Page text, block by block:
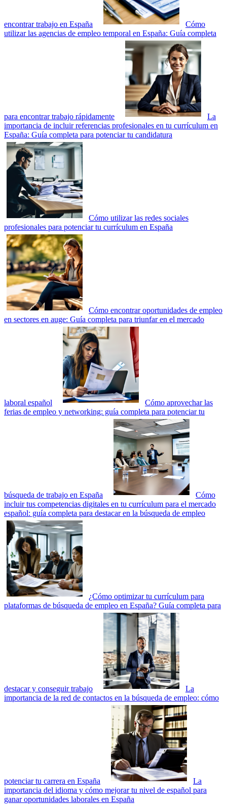
encontrar trabajo en España
Cómo
utilizar las agencias de empleo temporal en España: Guía completa
para encontrar trabajo rápidamente
La
importancia de incluir referencias profesionales en tu currículum en
España: Guía completa para potenciar tu candidatura
Cómo utilizar las redes sociales
profesionales para potenciar tu currículum en España
Cómo encontrar oportunidades de empleo
en sectores en auge: Guía completa para triunfar en el mercado
laboral español
Cómo aprovechar las
ferias de empleo y networking: guía completa para potenciar tu
búsqueda de trabajo en España
Cómo
incluir tus competencias digitales en tu currículum para el mercado
español: guía completa para destacar en la búsqueda de empleo
¿Cómo optimizar tu currículum para
plataformas de búsqueda de empleo en España? Guía completa para
destacar y conseguir trabajo
La
importancia de la red de contactos en la búsqueda de empleo: cómo
potenciar tu carrera en España
La
importancia del idioma y cómo mejorar tu nivel de español para
ganar oportunidades laborales en España